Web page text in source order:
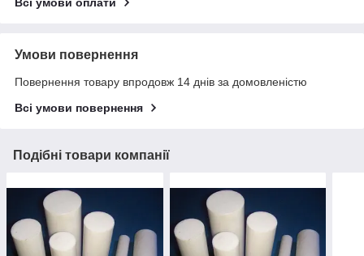
Умови повернення
Повернення товару впродовж 14 днів за домовленістю
Всі умови повернення
Подібні товари компанії